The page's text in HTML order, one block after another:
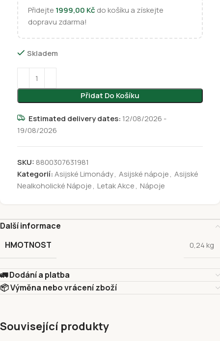
Přidejte 1999,00 Kč do košíku a získejte
dopravu zdarma!
Skladem
Přidat Do Košíku
Estimated delivery dates: 12/08/2026 -
19/08/2026
SKU: 8800307631981
Kategorií:Asijské Limonády, Asijské nápoje, Asijské
Nealkoholické Nápoje, Letak Akce, Nápoje
Další informace
HMOTNOST
0,24 kg
🚛 Dodání a platba
📦 Výměna nebo vrácení zboží
Související produkty